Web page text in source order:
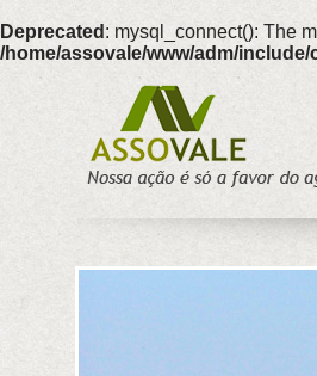
Deprecated : mysql_connect(): The
/home/assovale/www/adm/